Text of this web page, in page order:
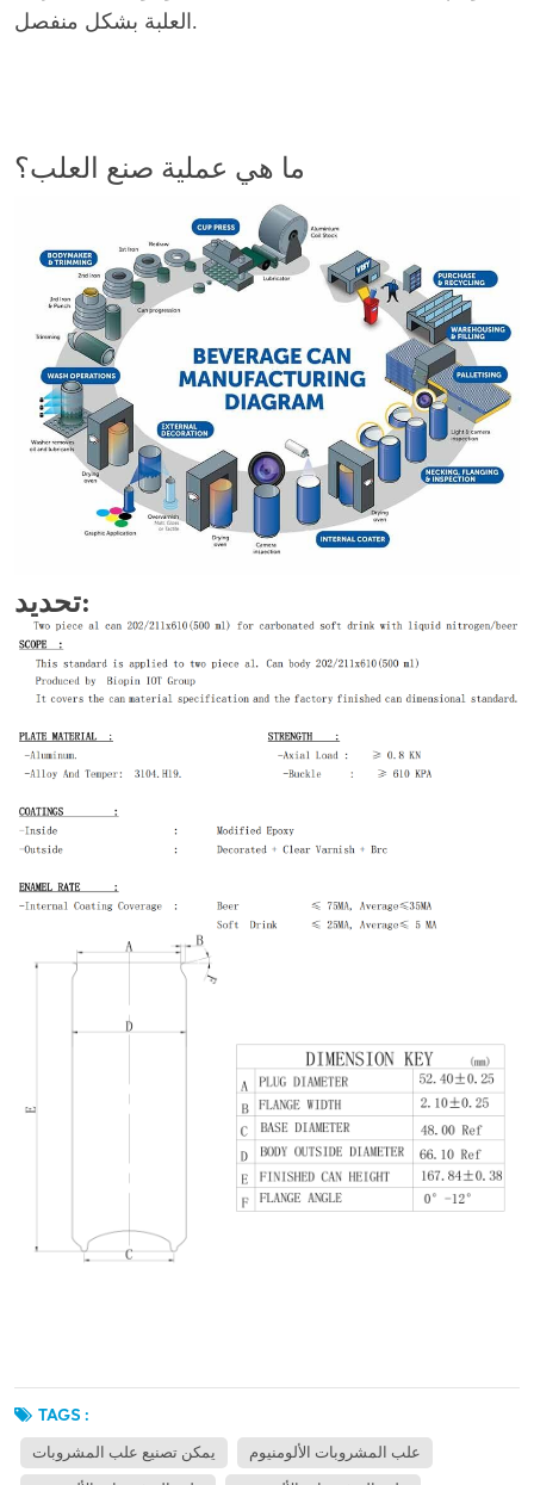
العلبة بشكل منفصل.
ما هي عملية صنع العلب؟
تحديد:
TAGS :
يمكن تصنيع علب المشروبات علب المشروبات الألومنيوم